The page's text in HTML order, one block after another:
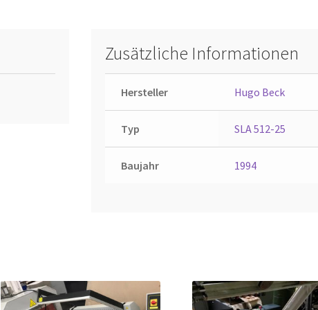
Zusätzliche Informationen
Hersteller Hugo Beck
Typ SLA 512-25
Baujahr 1994